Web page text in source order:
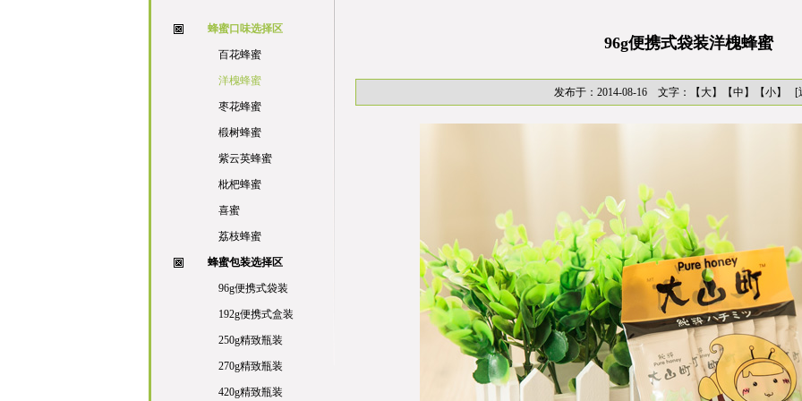
蜂蜜口味选择区
百花蜂蜜
洋槐蜂蜜
枣花蜂蜜
椴树蜂蜜
紫云英蜂蜜
枇杷蜂蜜
喜蜜
荔枝蜂蜜
蜂蜜包装选择区
96g便携式袋装
192g便携式盒装
250g精致瓶装
270g精致瓶装
420g精致瓶装
96g便携式袋装洋槐蜂蜜
发布于：2014-08-16 文字：【 大】【中 】【小】 [